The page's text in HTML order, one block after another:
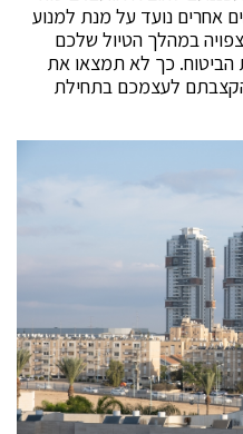
אחרים נועד על מנת למנוע
במהלך הטיול שלכם
הביטוח. כך לא תמצאו את
לעצמכם בתחילת